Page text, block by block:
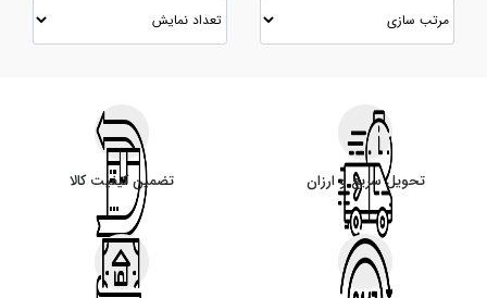
تحویل سریع و ارزان تضمین کیفیت کالا